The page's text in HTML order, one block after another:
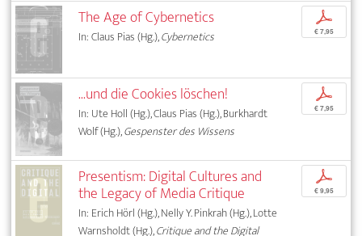
The Age of Cybernetics
In: Claus Pias (Hg.),Cybernetics
p
€ 7,95
...und die Cookies löschen!
In: Ute Holl (Hg.), Claus Pias (Hg.), Burkhardt
Wolf (Hg.),Gespenster des Wissens
p
€ 7,95
Presentism: Digital Cultures and
the Legacy of Media Critique
In: Erich Hörl (Hg.), Nelly Y. Pinkrah (Hg.), Lotte
Warnsholdt (Hg.),Critique and the Digital
p
€ 9,95